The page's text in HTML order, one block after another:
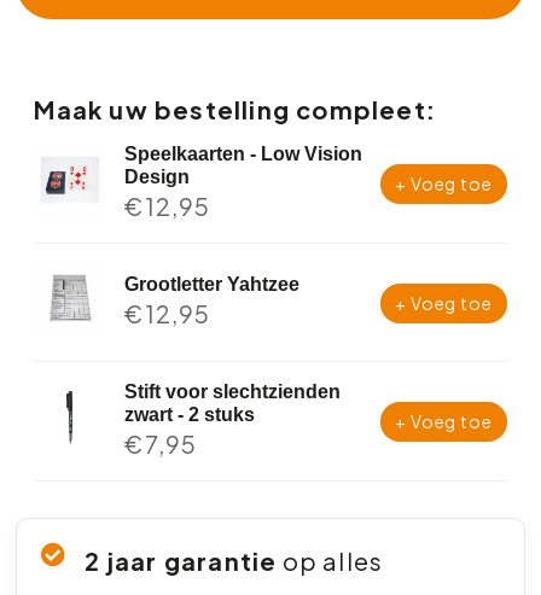
Maak uw bestelling compleet:
Speelkaarten - Low Vision
Design
€12,95
+ Voeg toe
Grootletter Yahtzee
€12,95 + Voeg toe
Stift voor slechtzienden
zwart - 2 stuks
€7,95
+ Voeg toe
2 jaar garantie op alles